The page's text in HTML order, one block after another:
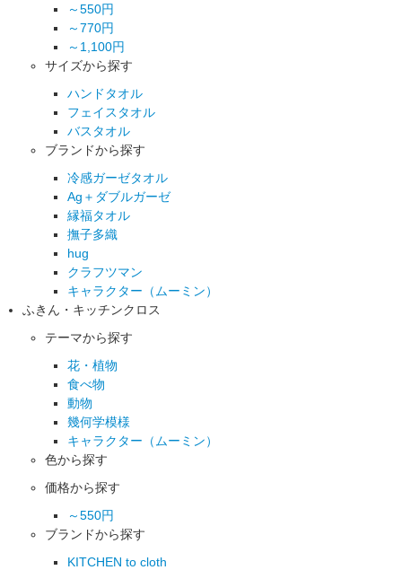
～550円
～770円
～1,100円
サイズから探す
ハンドタオル
フェイスタオル
バスタオル
ブランドから探す
冷感ガーゼタオル
Ag＋ダブルガーゼ
縁福タオル
撫子多織
hug
クラフツマン
キャラクター（ムーミン）
ふきん・キッチンクロス
テーマから探す
花・植物
食べ物
動物
幾何学模様
キャラクター（ムーミン）
色から探す
価格から探す
～550円
ブランドから探す
KITCHEN to cloth